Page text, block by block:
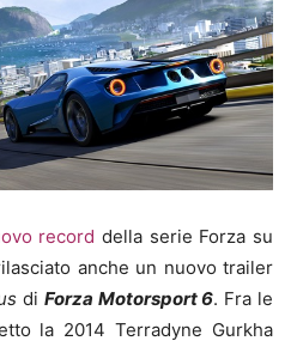
record della serie Forza su
anche un nuovo trailer
di Forza Motorsport 6. Fra le
la 2014 Terradyne Gurkha